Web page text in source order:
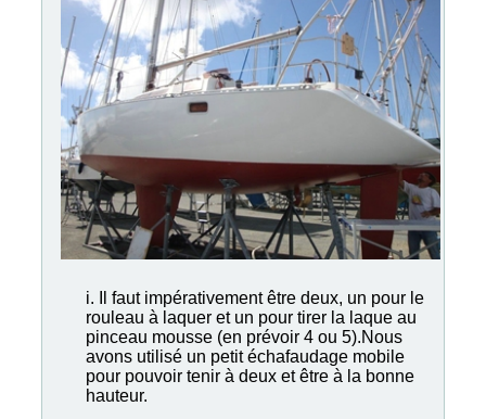
i. Il faut impérativement être deux, un pour le
rouleau à laquer et un pour tirer la laque au
pinceau mousse (en prévoir 4 ou 5).Nous
avons utilisé un petit échafaudage mobile
pour pouvoir tenir à deux et être à la bonne
hauteur.